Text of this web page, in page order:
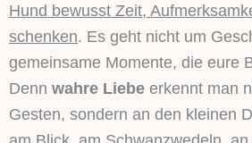
Hund bewusst Zeit,
schenken. Es geht nicht um
gemeinsame Momente, die eure
Denn wahre Liebe erkennt man
Gesten, sondern an den kleinen